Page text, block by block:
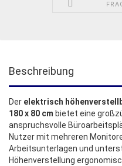
Beschreibung
Der elektrisch
180 x 80 cm bietet eine
anspruchsvolle
Nutzer mit mehreren
Arbeitsunterlagen und
Höhenverstellung